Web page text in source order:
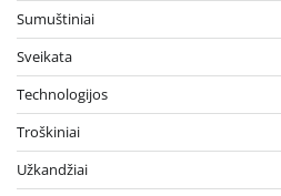
Sumuštiniai
Sveikata
Technologijos
Troškiniai
Užkandžiai